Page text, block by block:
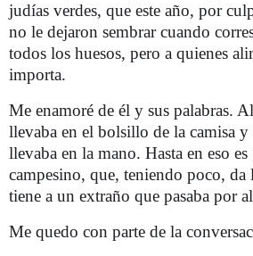
judías verdes, que este año, por
no le dejaron sembrar cuando
todos los huesos, pero a quienes
importa.
Me enamoré de él y sus palabras.
llevaba en el bolsillo de la camisa
llevaba en la mano. Hasta en eso es
campesino, que, teniendo poco,
tiene a un extraño que pasaba por
Me quedo con parte de la